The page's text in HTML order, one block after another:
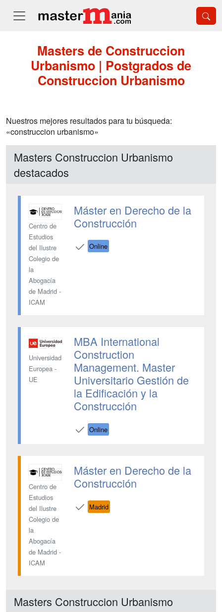
Masters de Construccion
Urbanismo | Postgrados de
Construccion Urbanismo
Nuestros mejores resultados para tu búsqueda:
«construccion urbanismo»
Masters Construccion Urbanismo
destacados
Centro de
Estudios
del Ilustre
Colegio de
la
Abogacía
de Madrid -
ICAM
Máster en Derecho de la
Construcción
Online
Universidad
Europea -
UE
MBA International
Construction
Management. Master
Universitario Gestión de
la Edificación y la
Construcción
Online
Centro de
Estudios
del Ilustre
Colegio de
la
Abogacía
de Madrid -
ICAM
Máster en Derecho de la
Construcción
Madrid
Masters Construccion Urbanismo